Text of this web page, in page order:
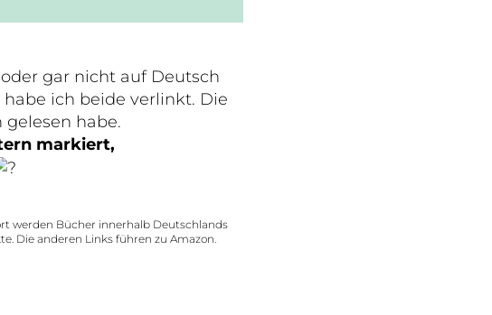
gar nicht auf Deutsch
ich beide verlinkt. Die
gelesen habe.
markiert,
werden Bücher innerhalb Deutschlands
Die anderen Links führen zu Amazon.